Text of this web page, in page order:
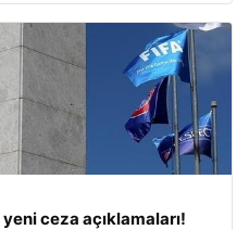
ceza açıklamaları!